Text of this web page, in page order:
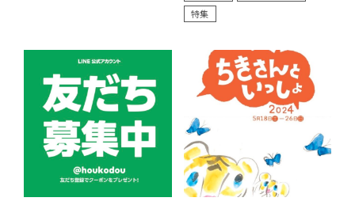
私たちについて
ご利用ガイド
プライバシーポリシー
特定商取引法について
特集